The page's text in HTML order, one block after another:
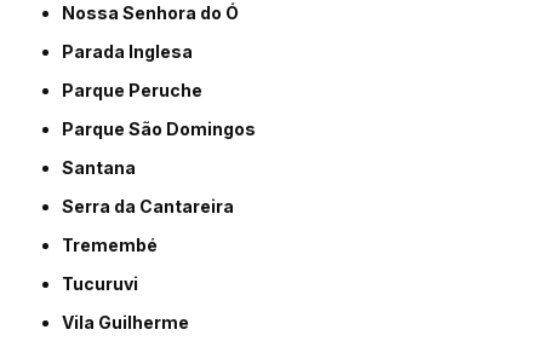
Nossa Senhora do Ó
Parada Inglesa
Parque Peruche
Parque São Domingos
Santana
Serra da Cantareira
Tremembé
Tucuruvi
Vila Guilherme